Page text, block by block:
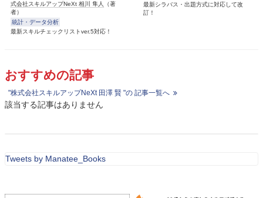
式会社スキルアップNeXt 相川 隼人
（著
者）
統計・データ分析
最新スキルチェックリストver.5対応！
最新シラバス・出題方式に対応して改
訂！
おすすめの記事
"株式会社スキルアップNeXt 田澤 賢 "の 記事一覧へ
該当する記事はありません
Tweets by Manatee_Books